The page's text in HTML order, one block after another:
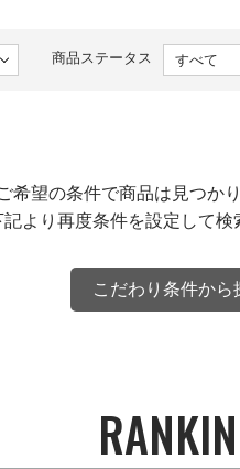
商品ステータス
希望の条件で商品は見つか
記より再度条件を設定して検
こだわり条件から